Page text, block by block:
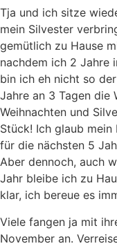
Tja und ich sitze
mein Silvester
gemütlich zu Hause
nachdem ich 2 Jahre
bin ich eh nicht so
Jahre an 3 Tagen die
Weihnachten und
Stück! Ich glaub mein
für die nächsten 5
Aber dennoch, auch
Jahr bleibe ich zu
klar, ich bereue es
Viele fangen ja mit
November an.